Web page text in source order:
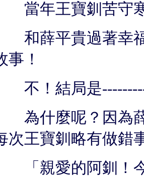
當年王寶釧苦守寒
和薛平貴過著幸福
事！
不！結局是---------
為什麼呢？因為薛
次王寶釧略有做錯
「親愛的阿釧！今